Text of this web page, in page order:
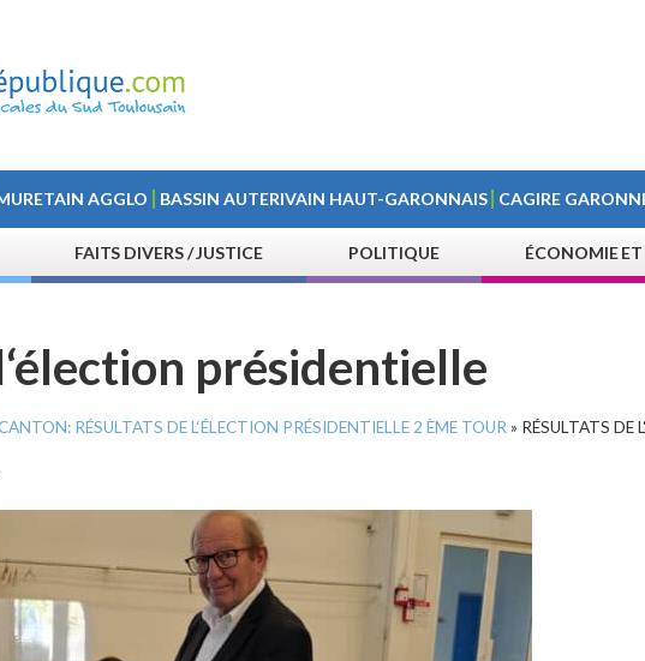
AGGLO BASSIN AUTERIVAIN HAUT-GARONNAIS CAGIRE
FAITS DIVERS / JUSTICE POLITIQUE ÉCONOMIE
présidentielle
RÉSULTATS DE L‘ÉLECTION PRÉSIDENTIELLE 2 ÈME TOUR » RÉSULTATS DE